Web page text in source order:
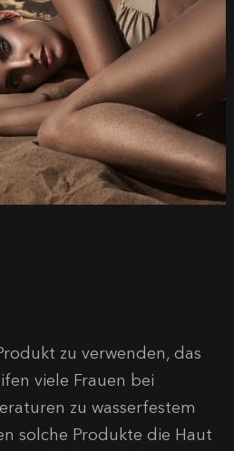
zu verwenden, das
viele Frauen bei
zu wasserfestem
solche Produkte die Haut